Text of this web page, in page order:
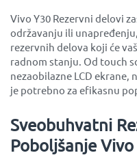
Vivo Y30 Rezervni delovi
održavanju ili
rezervnih delova koji će
radnom stanju. Od touch
nezaobilazne LCD ekrane,
je potrebno za efikasnu
Sveobuhvatni
Poboljšanje